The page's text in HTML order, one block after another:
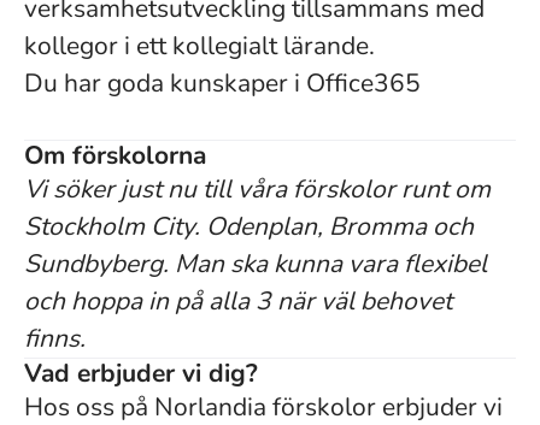
verksamhetsutveckling tillsammans med
kollegor i ett kollegialt lärande.
Du har goda kunskaper i Office365
Om förskolorna
Vi söker just nu till våra förskolor runt om
Stockholm City. Odenplan, Bromma och
Sundbyberg. Man ska kunna vara flexibel
och hoppa in på alla 3 när väl behovet
finns.
Vad erbjuder vi dig?
Hos oss på Norlandia förskolor erbjuder vi